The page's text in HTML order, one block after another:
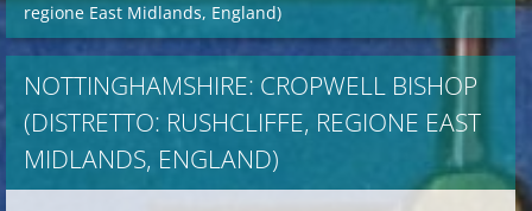
regione East Midlands, England)
NOTTINGHAMSHIRE: CROPWELL BISHOP
(DISTRETTO: RUSHCLIFFE, REGIONE EAST
MIDLANDS, ENGLAND)